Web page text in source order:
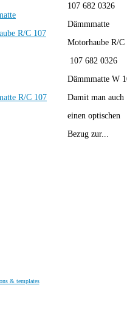
R/C 107
107 682 0326
Dämmmatte
Motorhaube R/C
R/C 107
107 682 0326
Dämmmatte W
Damit man auch
einen optischen
Bezug zur...
& templates